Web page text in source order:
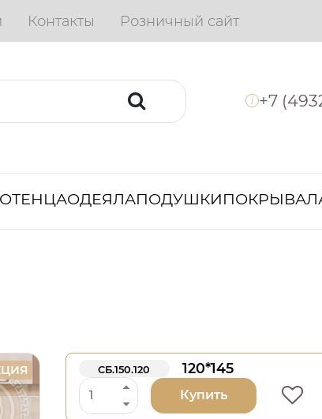
Контакты Розничный сайт
i +7
ОДЕЯЛАПОДУШКИ
СБ.150.120 120*145
Купить